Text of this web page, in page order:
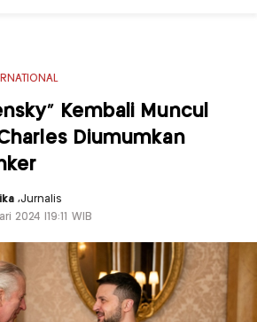
Kembali Muncul
Diumumkan
,Jurnalis
2024 |19:11 WIB